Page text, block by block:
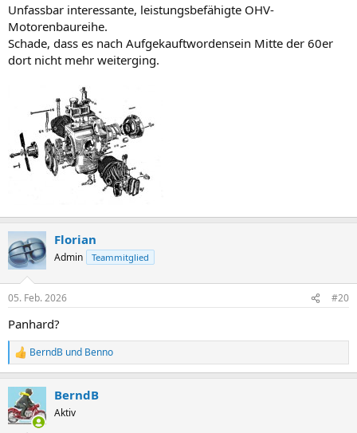
Unfassbar interessante, leistungsbefähigte OHV-
Motorenbaureihe.
Schade, dass es nach Aufgekauftwordensein Mitte der 60er
dort nicht mehr weiterging.
Florian
Admin Teammitglied
05. Feb. 2026 #20
Panhard?
R
e
t
i
BerndB und Benno
BerndB
Aktiv